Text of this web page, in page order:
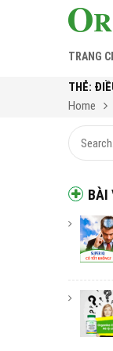
TRANG
THẺ:
Home
BÀI